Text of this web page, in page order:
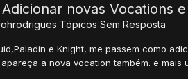
novas Vocations
Tópicos Sem Resposta
e Knight, me passem como
a nova vocation também. e